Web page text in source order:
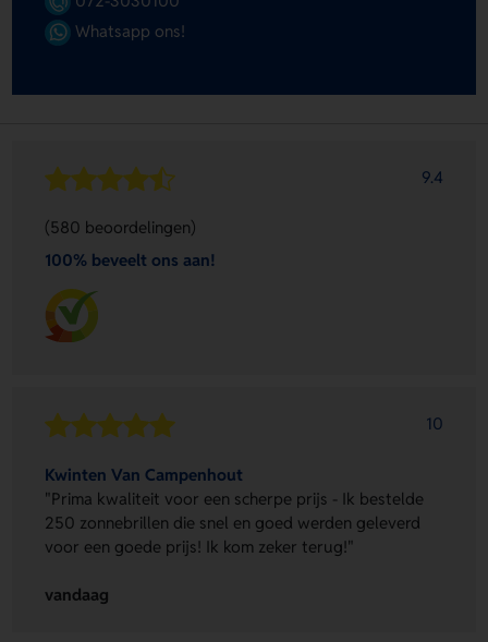
Whatsapp ons!
9.4
(580 beoordelingen)
100% beveelt ons aan!
10
Kwinten Van Campenhout
"Prima kwaliteit voor een scherpe prijs - Ik bestelde
250 zonnebrillen die snel en goed werden geleverd
voor een goede prijs! Ik kom zeker terug!"
vandaag